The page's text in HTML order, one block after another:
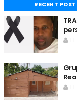
RECENT